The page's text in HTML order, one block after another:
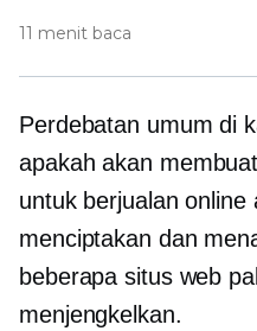
11 menit baca
Perdebatan umum di
apakah akan
untuk berjualan
menciptakan dan
beberapa situs web
menjengkelkan.